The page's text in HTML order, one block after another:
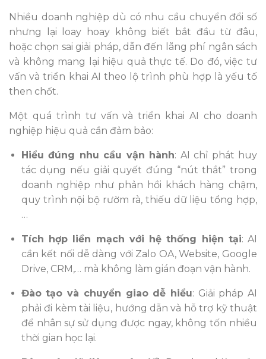
Nhiều doanh nghiệp dù có nhu cầu chuyển đổi số
nhưng lại loay hoay không biết bắt đầu từ đâu,
hoặc chọn sai giải pháp, dẫn đến lãng phí ngân sách
và không mang lại hiệu quả thực tế. Do đó, việc tư
vấn và triển khai AI theo lộ trình phù hợp là yếu tố
then chốt.
Một quá trình tư vấn và triển khai AI cho doanh
nghiệp hiệu quả cần đảm bảo:
Hiểu đúng nhu cầu vận hành: AI chỉ phát huy
tác dụng nếu giải quyết đúng “nút thắt” trong
doanh nghiệp như phản hồi khách hàng chậm,
quy trình nội bộ rườm rà, thiếu dữ liệu tổng hợp,
…
Tích hợp liền mạch với hệ thống hiện tại: AI
cần kết nối dễ dàng với Zalo OA, Website, Google
Drive, CRM,… mà không làm gián đoạn vận hành.
Đào tạo và chuyển giao dễ hiểu: Giải pháp AI
phải đi kèm tài liệu, hướng dẫn và hỗ trợ kỹ thuật
để nhân sự sử dụng được ngay, không tốn nhiều
thời gian học lại.